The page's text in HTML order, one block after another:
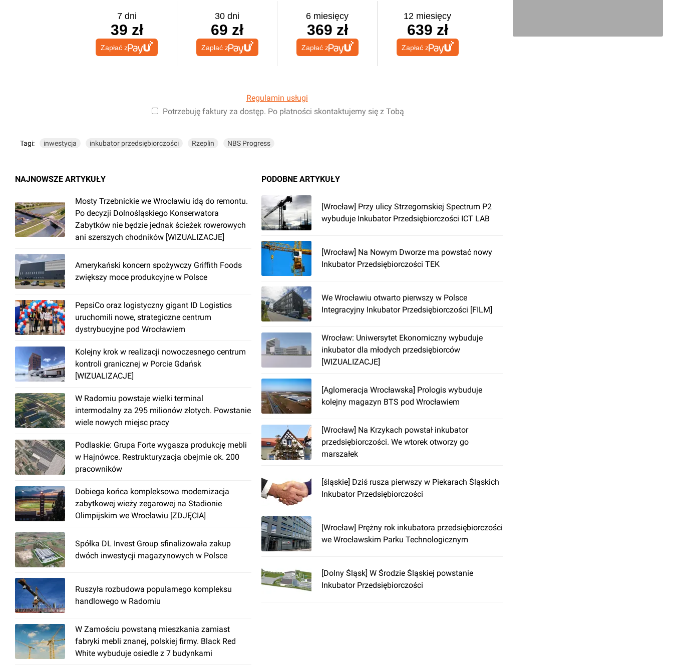
7 dni
39 zł
Zapłać z
30 dni
69 zł
Zapłać z
6 miesięcy
369 zł
Zapłać z
12 miesięcy
639 zł
Zapłać z
Regulamin usługi
Potrzebuję faktury za dostęp. Po płatności skontaktujemy się z Tobą
Tagi: inwestycja inkubator przedsiębiorczości Rzeplin NBS Progress
NAJNOWSZE ARTYKUŁY
Mosty Trzebnickie we Wrocławiu idą do remontu.
Po decyzji Dolnośląskiego Konserwatora
Zabytków nie będzie jednak ścieżek rowerowych
ani szerszych chodników [WIZUALIZACJE]
Amerykański koncern spożywczy Griffith Foods
zwiększy moce produkcyjne w Polsce
PepsiCo oraz logistyczny gigant ID Logistics
uruchomili nowe, strategiczne centrum
dystrybucyjne pod Wrocławiem
Kolejny krok w realizacji nowoczesnego centrum
kontroli granicznej w Porcie Gdańsk
[WIZUALIZACJE]
W Radomiu powstaje wielki terminal
intermodalny za 295 milionów złotych. Powstanie
wiele nowych miejsc pracy
Podlaskie: Grupa Forte wygasza produkcję mebli
w Hajnówce. Restrukturyzacja obejmie ok. 200
pracowników
Dobiega końca kompleksowa modernizacja
zabytkowej wieży zegarowej na Stadionie
Olimpijskim we Wrocławiu [ZDJĘCIA]
Spółka DL Invest Group sfinalizowała zakup
dwóch inwestycji magazynowych w Polsce
Ruszyła rozbudowa popularnego kompleksu
handlowego w Radomiu
W Zamościu powstaną mieszkania zamiast
fabryki mebli znanej, polskiej firmy. Black Red
White wybuduje osiedle z 7 budynkami
PODOBNE ARTYKUŁY
[Wrocław] Przy ulicy Strzegomskiej Spectrum P2
wybuduje Inkubator Przedsiębiorczości ICT LAB
[Wrocław] Na Nowym Dworze ma powstać nowy
Inkubator Przedsiębiorczości TEK
We Wrocławiu otwarto pierwszy w Polsce
Integracyjny Inkubator Przedsiębiorczości [FILM]
Wrocław: Uniwersytet Ekonomiczny wybuduje
inkubator dla młodych przedsiębiorców
[WIZUALIZACJE]
[Aglomeracja Wrocławska] Prologis wybuduje
kolejny magazyn BTS pod Wrocławiem
[Wrocław] Na Krzykach powstał inkubator
przedsiębiorczości. We wtorek otworzy go
marszałek
[śląskie] Dziś rusza pierwszy w Piekarach Śląskich
Inkubator Przedsiębiorczości
[Wrocław] Prężny rok inkubatora przedsiębiorczości
we Wrocławskim Parku Technologicznym
[Dolny Śląsk] W Środzie Śląskiej powstanie
Inkubator Przedsiębiorczości